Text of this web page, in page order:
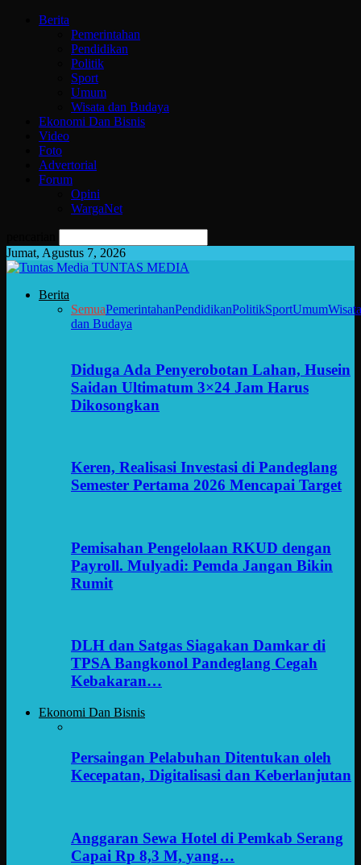
Berita
Pemerintahan
Pendidikan
Politik
Sport
Umum
Wisata dan Budaya
Ekonomi Dan Bisnis
Video
Foto
Advertorial
Forum
Opini
WargaNet
Jumat, Agustus 7, 2026
TUNTAS MEDIA
Berita
SemuaPemerintahanPendidikanPolitikSportUmumWisata
dan Budaya
Diduga Ada Penyerobotan Lahan, Husein
Saidan Ultimatum 3×24 Jam Harus
Dikosongkan
Keren, Realisasi Investasi di Pandeglang
Semester Pertama 2026 Mencapai Target
Pemisahan Pengelolaan RKUD dengan
Payroll. Mulyadi: Pemda Jangan Bikin
Rumit
DLH dan Satgas Siagakan Damkar di
TPSA Bangkonol Pandeglang Cegah
Kebakaran…
Ekonomi Dan Bisnis
Persaingan Pelabuhan Ditentukan oleh
Kecepatan, Digitalisasi dan Keberlanjutan
Anggaran Sewa Hotel di Pemkab Serang
Capai Rp 8,3 M, yang…